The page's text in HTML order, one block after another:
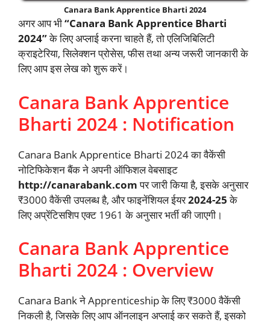
Canara Bank Apprentice Bharti 2024
अगर आप भी“Canara Bank Apprentice Bharti
2024”के लिए अप्लाई करना चाहते हैं, तो एलिजिबिलिटी
क्राइटेरिया, सिलेक्शन प्रोसेस, फीस तथा अन्य जरूरी जानकारी के
लिए आप इस लेख को शुरू करें।
Canara Bank Apprentice
Bharti 2024 : Notification
Canara Bank Apprentice Bharti 2024 का वैकेंसी
नोटिफिकेशन बैंक ने अपनी ऑफिशल वेबसाइट
http://canarabank.comपर जारी किया है, इसके अनुसार
₹3000 वैकेंसी उपलब्ध है, और फाइनेंशियल ईयर2024-25के
लिए अप्रेंटिसशिप एक्ट 1961 के अनुसार भर्ती की जाएगी।
Canara Bank Apprentice
Bharti 2024 : Overview
Canara Bank ने Apprenticeship के लिए ₹3000 वैकेंसी
निकली है, जिसके लिए आप ऑनलाइन अप्लाई कर सकते हैं, इसको